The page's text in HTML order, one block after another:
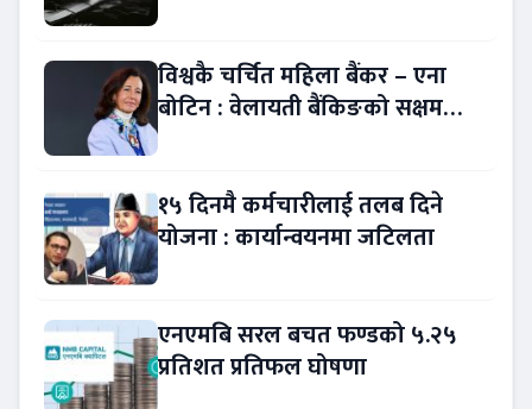
विश्वकै चर्चित महिला बैंकर – एना
बोटिन : वेलायती बैंकिङको सक्षम
१५ दिनमै कर्मचारीलाई तलब दिने
योजना : कार्यान्वयनमा जटिलता
एनएमबि सरल बचत फण्डको ५.२५
प्रतिशत प्रतिफल घोषणा